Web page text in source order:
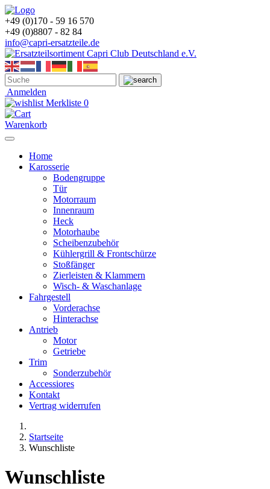
+49 (0)170 - 59 16 570
+49 (0)8807 - 82 84
info@capri-ersatzteile.de
Anmelden
Merkliste 0
Warenkorb
Home
Karosserie
Bodengruppe
Tür
Motorraum
Innenraum
Heck
Motorhaube
Scheibenzubehör
Kühlergrill & Frontschürze
Stoßfänger
Zierleisten & Klammern
Wisch- & Waschanlage
Fahrgestell
Vorderachse
Hinterachse
Antrieb
Motor
Getriebe
Trim
Sonderzubehör
Accessiores
Kontakt
Vertrag widerrufen
Startseite
Wunschliste
Wunschliste